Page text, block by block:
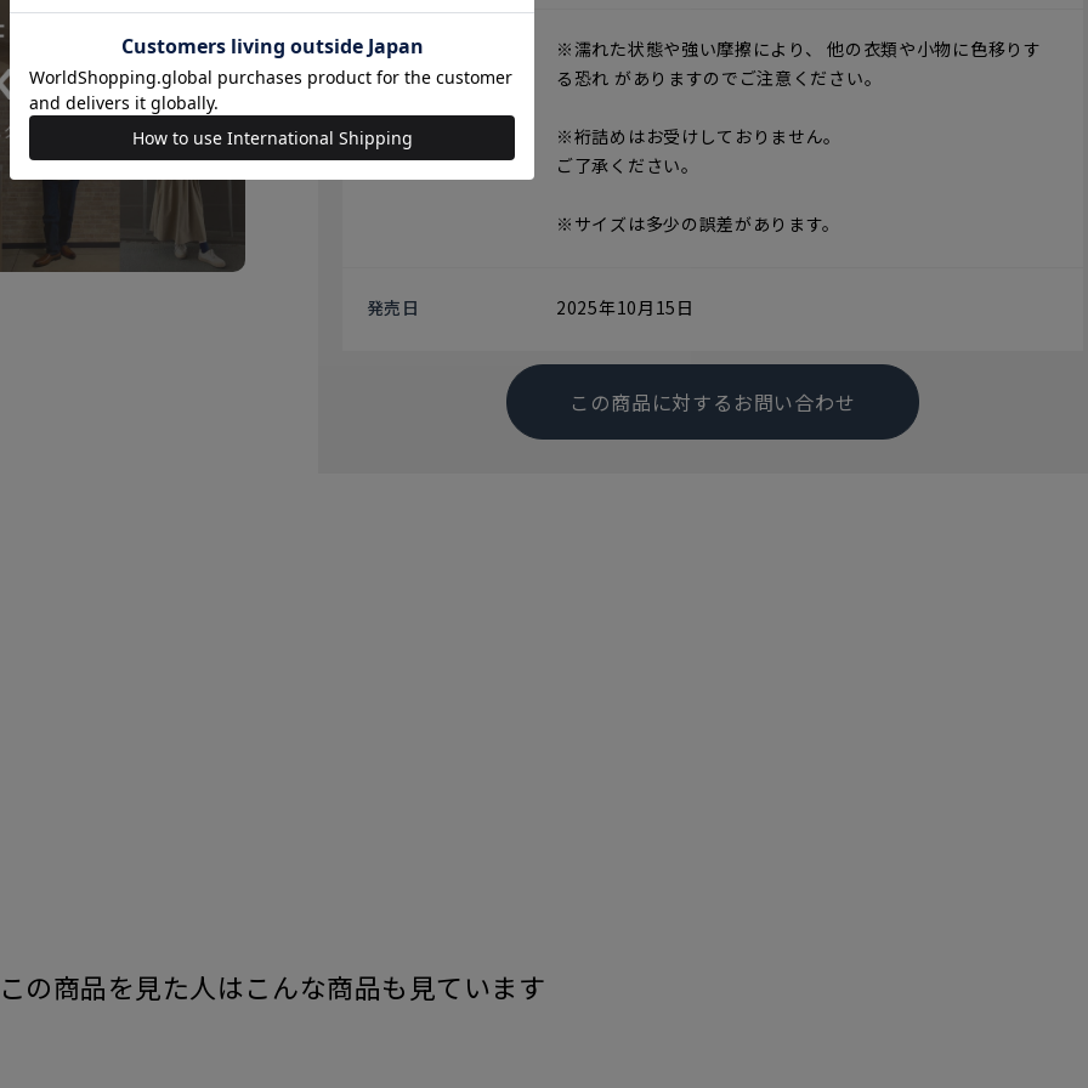
注意点
※濡れた状態や強い摩擦により、 他の衣類や小物に色移りす
る恐れ がありますのでご注意ください。
※裄詰めはお受けしておりません。
ご了承ください。
※サイズは多少の誤差があります。
発売日 2025年10月15日
この商品に対するお問い合わせ
の商品を見た人はこんな商品も見ています